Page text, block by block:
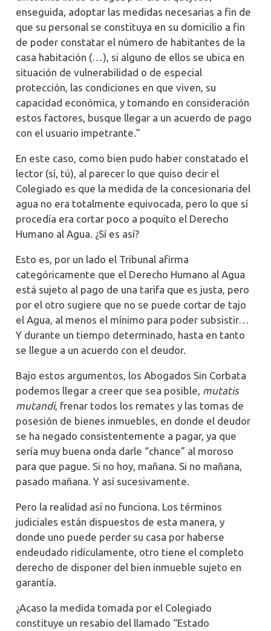
enseguida, adoptar las medidas necesarias a fin de
que su personal se constituya en su domicilio a fin
de poder constatar el número de habitantes de la
casa habitación (…), si alguno de ellos se ubica en
situación de vulnerabilidad o de especial
protección, las condiciones en que viven, su
capacidad económica, y tomando en consideración
estos factores, busque llegar a un acuerdo de pago
con el usuario impetrante.”
En este caso, como bien pudo haber constatado el
lector (sí, tú), al parecer lo que quiso decir el
Colegiado es que la medida de la concesionaria del
agua no era totalmente equivocada, pero lo que sí
procedía era cortar poco a poquito el Derecho
Humano al Agua. ¿Sí es así?
Esto es, por un lado el Tribunal afirma
categóricamente que el Derecho Humano al Agua
está sujeto al pago de una tarifa que es justa, pero
por el otro sugiere que no se puede cortar de tajo
el Agua, al menos el mínimo para poder subsistir…
Y durante un tiempo determinado, hasta en tanto
se llegue a un acuerdo con el deudor.
Bajo estos argumentos, los Abogados Sin Corbata
podemos llegar a creer que sea posible, mutatis
mutandi, frenar todos los remates y las tomas de
posesión de bienes inmuebles, en donde el deudor
se ha negado consistentemente a pagar, ya que
sería muy buena onda darle “chance” al moroso
para que pague. Si no hoy, mañana. Si no mañana,
pasado mañana. Y así sucesivamente.
Pero la realidad así no funciona. Los términos
judiciales están dispuestos de esta manera, y
donde uno puede perder su casa por haberse
endeudado ridículamente, otro tiene el completo
derecho de disponer del bien inmueble sujeto en
garantía.
¿Acaso la medida tomada por el Colegiado
constituye un resabio del llamado “Estado